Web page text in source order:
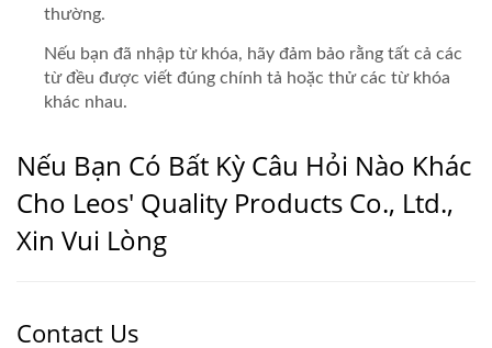
thường.
Nếu bạn đã nhập từ khóa, hãy đảm bảo rằng tất cả các
từ đều được viết đúng chính tả hoặc thử các từ khóa
khác nhau.
Nếu Bạn Có Bất Kỳ Câu Hỏi Nào Khác
Cho Leos' Quality Products Co., Ltd.,
Xin Vui Lòng